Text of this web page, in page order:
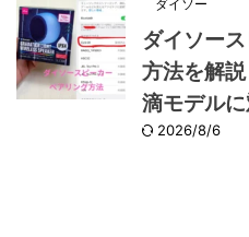
ダイソー
ダイソー
方法を解
滴モデル
2026/8/6